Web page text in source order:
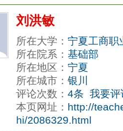
刘洪敏
所在大学： 宁夏工商职
所在院系： 基础部
所在地区： 宁夏
所在城市： 银川
评论次数： 4条 我要评
本页网址： http://
hi/2086329.html